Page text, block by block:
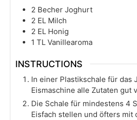
2 Becher Joghurt
2 EL Milch
2 EL Honig
1 TL Vanillearoma
INSTRUCTIONS
In einer Plastikschale für das
Eismaschine alle Zutaten gut
Die Schale für mindestens 4
Eisfach stellen und öfters mit